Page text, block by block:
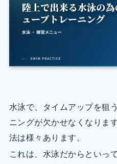
水泳で、タイムアップを狙
ニングが欠かせなくなりま
法は様々あります。
これは、水泳だからといっ